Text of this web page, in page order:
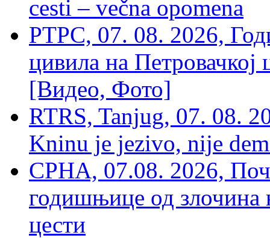
cesti – večna opomena
РТРС, 07. 08. 2026,
цивила на Петровачкој
[Видео, Фото]
RTRS, Tanjug, 07. 08.
Kninu je jezivo, nije
СРНА, 07.08. 2026,
годишњице од злочина
цести